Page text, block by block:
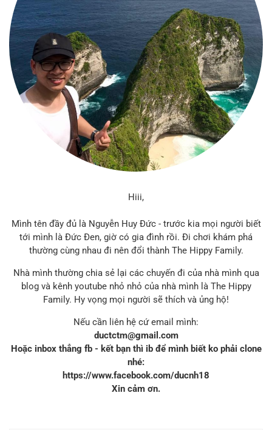
Hiii,
Mình tên đầy đủ là Nguyễn Huy Đức - trước kia mọi người biết
tới mình là Đức Đen, giờ có gia đình rồi. Đi chơi khám phá
thường cùng nhau đi nên đổi thành The Hippy Family.
Nhà mình thường chia sẻ lại các chuyến đi của nhà mình qua
blog và kênh youtube nhỏ nhỏ của nhà mình là The Hippy
Family. Hy vọng mọi người sẽ thích và ủng hộ!
Nếu cần liên hệ cứ email mình:
ductctm@gmail.com
Hoặc inbox thẳng fb - kết bạn thì ib để mình biết ko phải clone
nhé:
https://www.facebook.com/ducnh18
Xin cảm ơn.